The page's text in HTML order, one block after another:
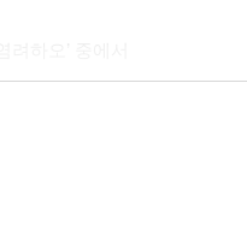
한 줄이 상처를 보듬고 삶